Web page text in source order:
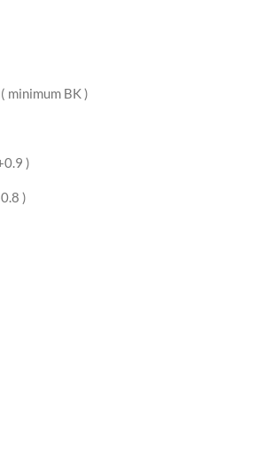
BK )
)
)